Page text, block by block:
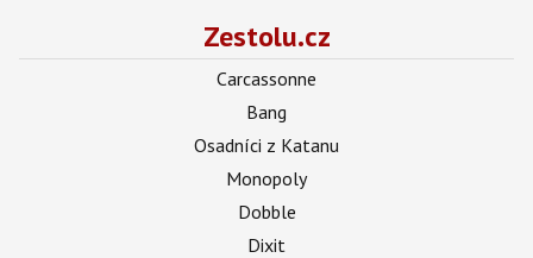
Zestolu.cz
Carcassonne
Bang
Osadníci z Katanu
Monopoly
Dobble
Dixit